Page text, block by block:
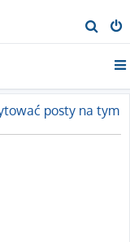
z
posty na tym